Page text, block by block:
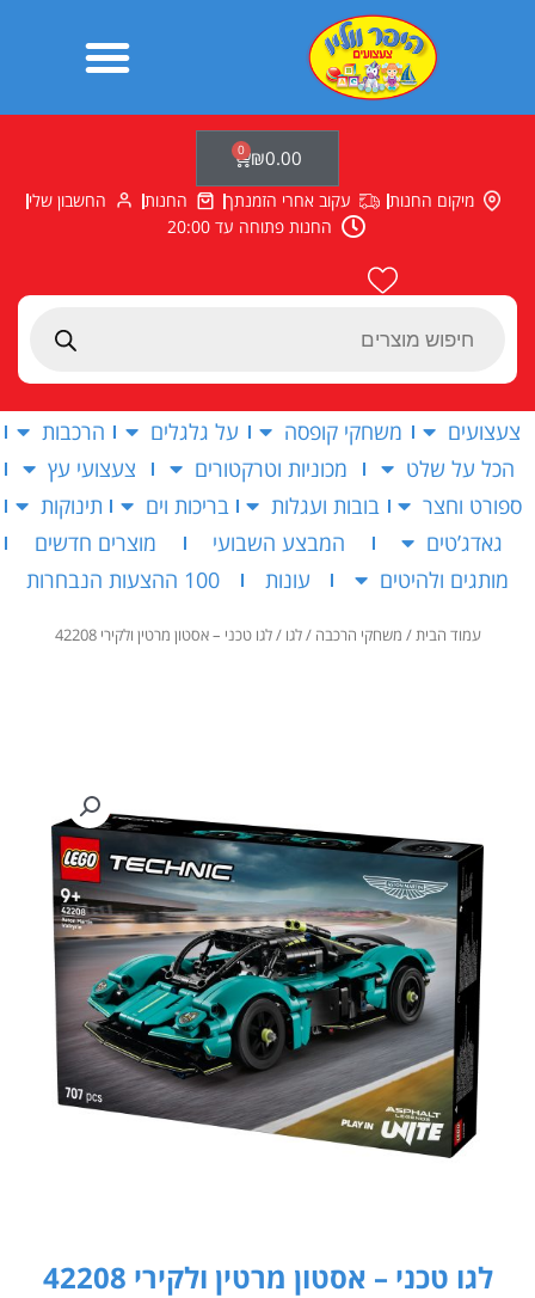
Products
₪0.00
0
עגלת
קניות
מיקום החנות עקוב אחרי הזמנתך החנות
החשבון שלי
החנות פתוחה עד 20:00
צעצועים משחקי קופסה על גלגלים
הרכבות
הכל על שלט
מכוניות וטרקטורים
צעצועי עץ
ספורט וחצר
בובות ועגלות בריכות וים
תינוקות
גאדג’טים
המבצע השבועי
מוצרים חדשים
מותגים ולהיטים
עונות 100 ההצעות הנבחרות
עמוד הבית/ משחקי הרכבה /לגו / לגו טכני – אסטון מרטין ולקירי 42208
לגו טכני – אסטון מרטין ולקירי 42208